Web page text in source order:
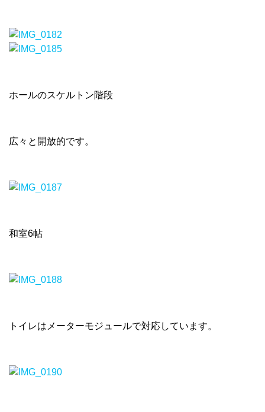
ホールのスケルトン階段
広々と開放的です。
和室6帖
トイレはメーターモジュールで対応しています。